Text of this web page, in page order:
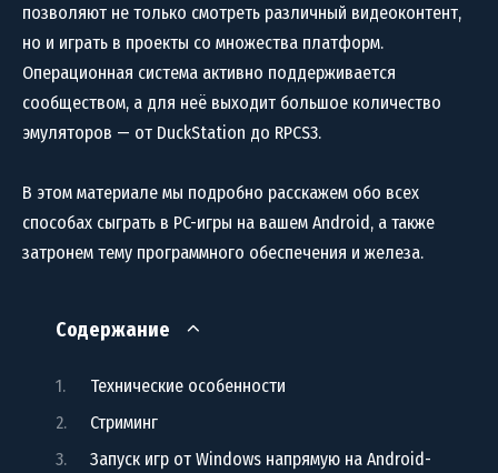
позволяют не только смотреть различный видеоконтент,
но и играть в проекты со множества платформ.
Операционная система активно поддерживается
сообществом, а для неё выходит большое количество
эмуляторов — от DuckStation до RPCS3.
В этом материале мы подробно расскажем обо всех
способах сыграть в PC-игры на вашем Android, а также
затронем тему программного обеспечения и железа.
Содержание
Технические особенности
Стриминг
Запуск игр от Windows напрямую на Android-